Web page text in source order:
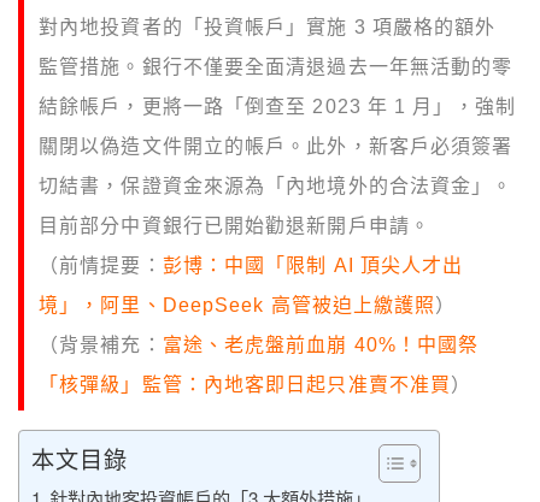
對內地投資者的「投資帳戶」實施 3 項嚴格的額外
監管措施。銀行不僅要全面清退過去一年無活動的零
結餘帳戶，更將一路「倒查至 2023 年 1 月」，強制
關閉以偽造文件開立的帳戶。此外，新客戶必須簽署
切結書，保證資金來源為「內地境外的合法資金」。
目前部分中資銀行已開始勸退新開戶申請。
（前情提要： 彭博：中國「限制 AI 頂尖人才出
境」，阿里、DeepSeek 高管被迫上繳護照）
（背景補充： 富途、老虎盤前血崩 40%！中國祭
「核彈級」監管：內地客即日起只准賣不准買）
本文目錄